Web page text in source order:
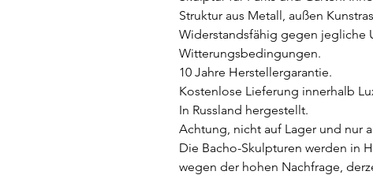
Struktur aus Metall, außen
Widerstandsfähig gegen jegliche
Witterungsbedingungen.
10 Jahre Herstellergarantie.
Kostenlose Lieferung innerhalb
In Russland hergestellt.
Achtung, nicht auf Lager und nur
Die Bacho-Skulpturen werden in
wegen der hohen Nachfrage,